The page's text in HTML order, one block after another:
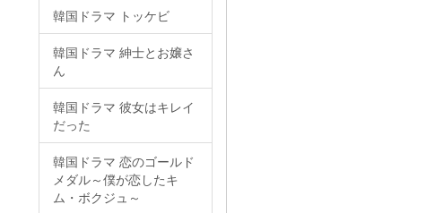
韓国ドラマ トッケビ
韓国ドラマ 紳士とお嬢さ
ん
韓国ドラマ 彼女はキレイ
だった
韓国ドラマ 恋のゴールド
メダル～僕が恋したキ
ム・ボクジュ～